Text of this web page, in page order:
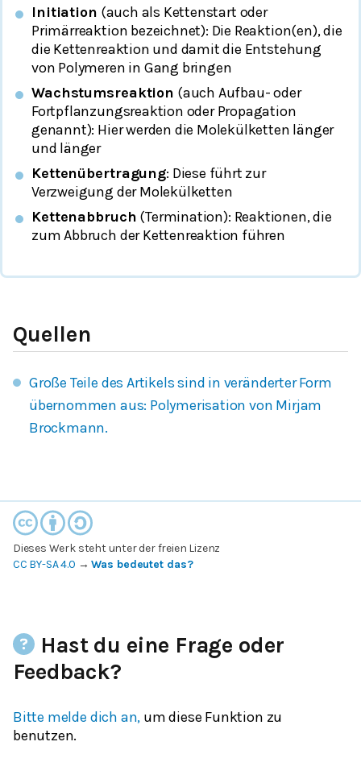
Initiation (auch als Kettenstart oder
Primärreaktion bezeichnet): Die Reaktion(en), die
die Kettenreaktion und damit die Entstehung
von Polymeren in Gang bringen
Wachstumsreaktion (auch Aufbau- oder
Fortpflanzungsreaktion oder Propagation
genannt): Hier werden die Molekülketten länger
und länger
Kettenübertragung: Diese führt zur
Verzweigung der Molekülketten
Kettenabbruch (Termination): Reaktionen, die
zum Abbruch der Kettenreaktion führen
Quellen
Große Teile des Artikels sind in veränderter Form
übernommen aus: Polymerisation von Mirjam
Brockmann.
Dieses Werk steht unter der freien Lizenz
CC BY-SA 4.0 →Was bedeutet das?
Hast du eine Frage oder
Feedback?
Bitte melde dich an, um diese Funktion zu
benutzen.